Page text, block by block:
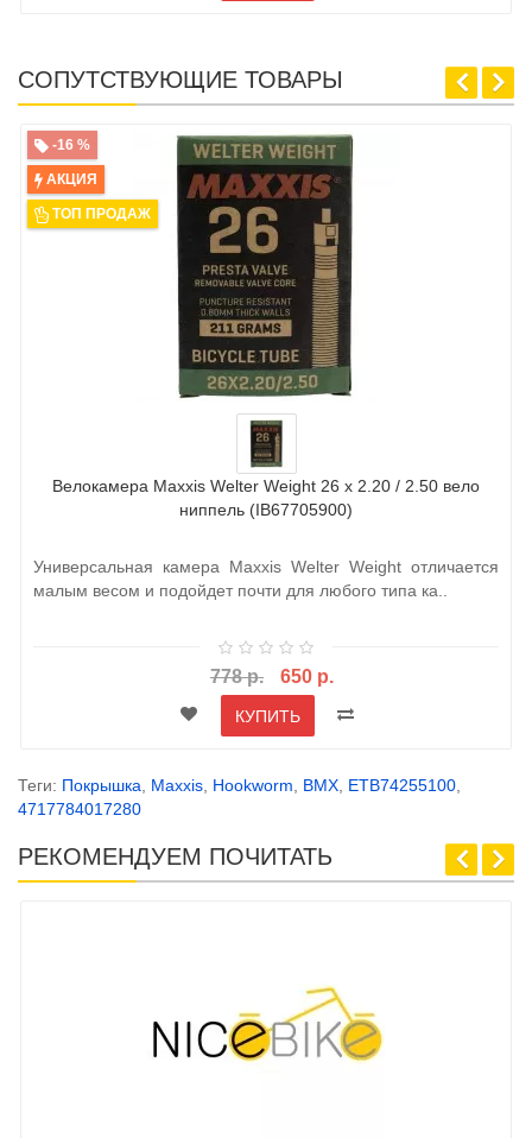
СОПУТСТВУЮЩИЕ ТОВАРЫ
-16 %
АКЦИЯ
ТОП ПРОДАЖ
Велокамера Maxxis Welter Weight 26 x 2.20 / 2.50 вело
ниппель (IB67705900)
Универсальная камера Maxxis Welter Weight отличается
малым весом и подойдет почти для любого типа ка..
778 р. 650 р.
КУПИТЬ
Теги: Покрышка, Maxxis, Hookworm, BMX, ETB74255100,
4717784017280
РЕКОМЕНДУЕМ ПОЧИТАТЬ